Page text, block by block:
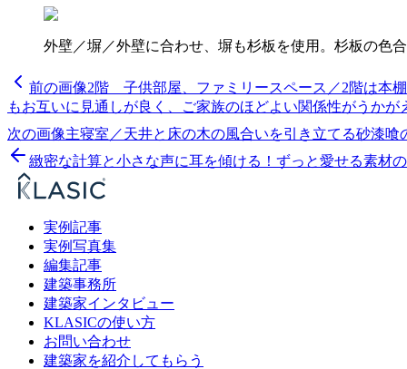
外壁／塀／外壁に合わせ、塀も杉板を使用。杉板の色
前の画像2階 子供部屋、ファミリースペース／2階は本
もお互いに見通しが良く、ご家族のほどよい関係性がうかが
次の画像主寝室／天井と床の木の風合いを引き立てる砂漆喰
緻密な計算と小さな声に耳を傾ける！ずっと愛せる素材
実例記事
実例写真集
編集記事
建築事務所
建築家インタビュー
KLASICの使い方
お問い合わせ
建築家を紹介してもらう